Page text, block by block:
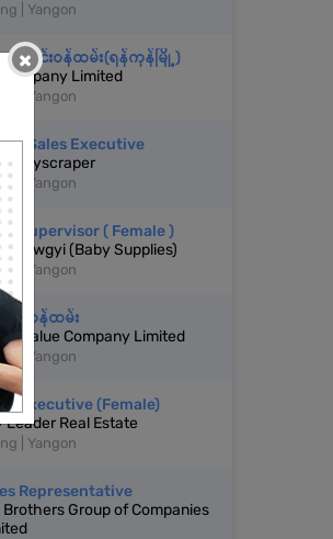
| Yangon
အရောင်းဝန်ထမ်း(ရန်ကုန်မြို့)
Company Limited
| Yangon
Sales Executive
Skyscraper
| Yangon
Supervisor ( Female )
Zawgyi (Baby Supplies)
| Yangon
ာင်းဝန်ထမ်း
Value Company Limited
| Yangon
Executive (Female)
Leader Real Estate
| Yangon
Representative
Brothers Group of Companies
×